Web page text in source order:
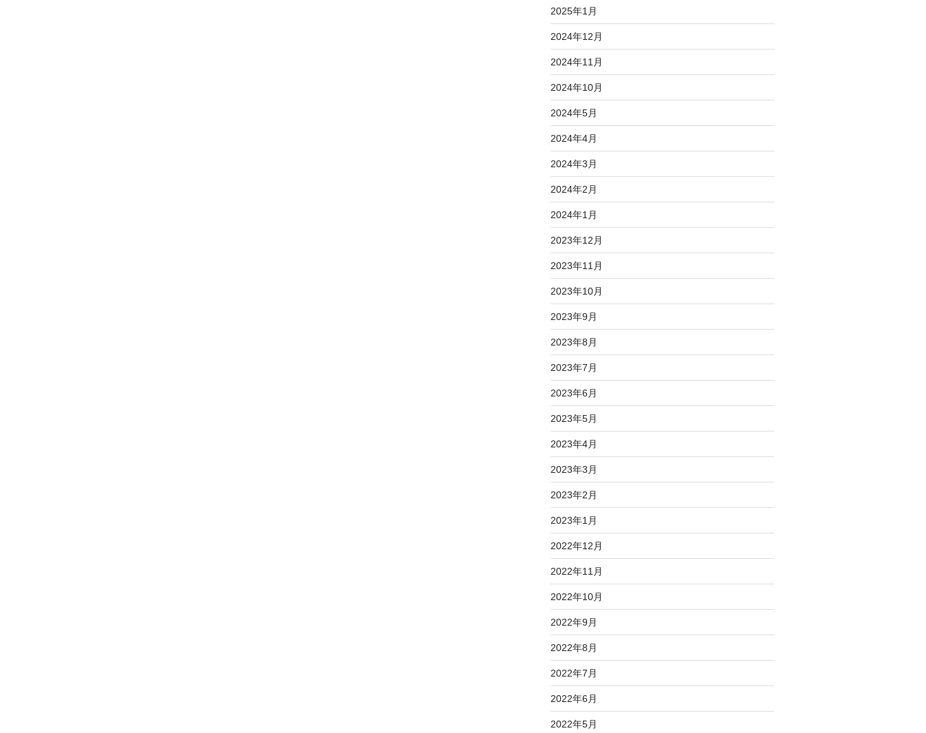
2025年1月
2024年12月
2024年11月
2024年10月
2024年5月
2024年4月
2024年3月
2024年2月
2024年1月
2023年12月
2023年11月
2023年10月
2023年9月
2023年8月
2023年7月
2023年6月
2023年5月
2023年4月
2023年3月
2023年2月
2023年1月
2022年12月
2022年11月
2022年10月
2022年9月
2022年8月
2022年7月
2022年6月
2022年5月